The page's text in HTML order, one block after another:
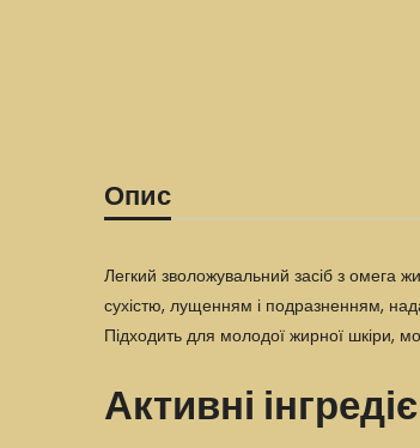
Опис
Легкий зволожувальний засіб з омега
сухістю, лущенням і подразненням,
Підходить для молодої жирної шкіри,
Активні